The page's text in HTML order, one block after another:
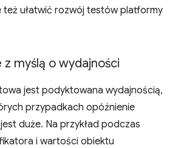
też ułatwić rozwój testów platformy
myślą o wydajności
jest podyktowana wydajnością,
przypadkach opóźnienie
duże. Na przykład podczas
i wartości obiektu